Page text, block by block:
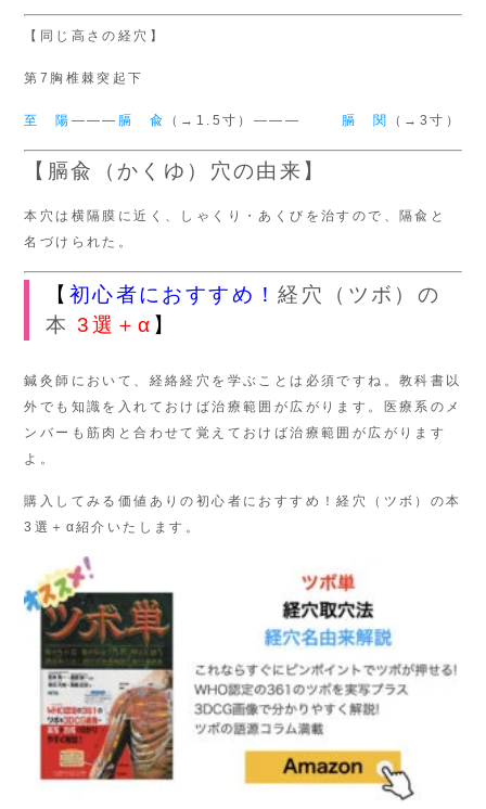
【同じ高さの経穴】
第7胸椎棘突起下
至 陽 ――― 膈 兪 （→1.5寸）――― 膈 関 （→3寸）
【膈兪（かくゆ）穴の由来】
本穴は横隔膜に近く、しゃくり・あくびを治すので、隔兪と
名づけられた。
【 初心者におすすめ！経穴（ツボ）の
本3選＋α 】
鍼灸師において、経絡経穴を学ぶことは必須ですね。教科書以
外でも知識を入れておけば治療範囲が広がります。医療系のメ
ンバーも筋肉と合わせて覚えておけば治療範囲が広がります
よ。
購入してみる価値ありの初心者におすすめ！経穴（ツボ）の本
3選＋α紹介いたします。